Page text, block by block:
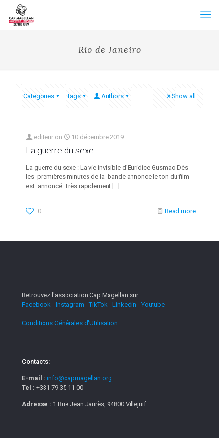
Rio de Janeiro
Categories Tags Authors Show all
editeur on 10 décembre 2019
La guerre du sexe
La guerre du sexe : La vie invisible d’Euridice Gusmao Dès
les premières minutes de la bande annonce le ton du film
est annoncé. Très rapidement […]
0 Read more
Retrouvez l'association Cap Magellan sur :
Facebook - Instagram -TikTok - Linkedin - Youtube
Conditions Générales d'Utilisation
Contacts:
E-mail : info@capmagellan.org
Tel : +331 79 35 11 00
Adresse : 1 Rue Jean Jaurès, 94800 Villejuif